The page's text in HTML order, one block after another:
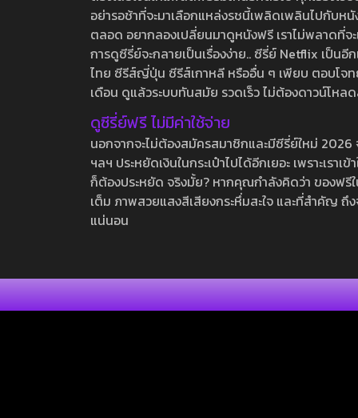
อย่ารอช้าที่จะมาเลือกแหล่งรชนี้เพลิดเพลินไปกับห
ตลอด อยากลองเปลี่ยนมาดูหนังฟรี เราไม่พลาดที่
การดูซีรี่ย์จะกลายเป็นเรื่องง่าย.. ซีรี่ย์ Netflix เป็น
ไทย ซีรีส์ญี่ปุ่น ซีรีส์เกาหลี หรืออื่น ๆ เพียบ ตอบโจท
เดือน ดูแล้วระบบทันสมัย รวดเร็ว ไม่ต้องดาวน์โห
ดูซีรี่ย์ฟรี ไม่มีค่าใช้จ่าย
นอกจากจะไม่ต้องสมัครสมาชิกและมีซีรี่ย์ใหม่
ฯลฯ ประหยัดเงินในกระเป๋าไปได้อีกเยอะ เพราะเร
ก็ต้องประหยัด จริงมั้ย? หากคุณกำลังคิดว่า ของฟ
เต็ม ภาพสวยแสงสีเสียงกระหึ่มสะใจ และที่สำคัญ
แน่นอน